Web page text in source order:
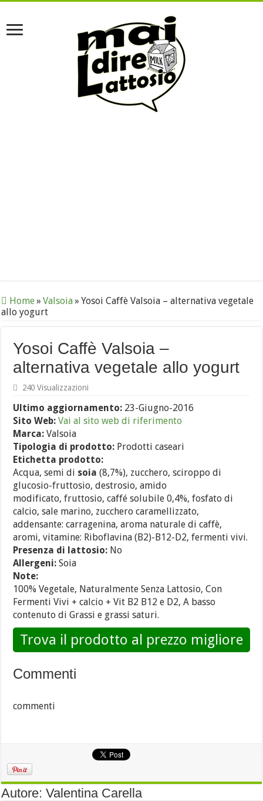
Home» Valsoia» Yosoi Caffè Valsoia – alternativa vegetale
allo yogurt
Yosoi Caffè Valsoia –
alternativa vegetale allo yogurt
240 Visualizzazioni
Ultimo aggiornamento: 23-Giugno-2016
Sito Web: Vai al sito web di riferimento
Marca: Valsoia
Tipologia di prodotto: Prodotti caseari
Etichetta prodotto:
Acqua, semi di soia (8,7%), zucchero, sciroppo di
glucosio-fruttosio, destrosio, amido
modificato, fruttosio, caffé solubile 0,4%, fosfato di
calcio, sale marino, zucchero caramellizzato,
addensante: carragenina, aroma naturale di caffè,
aromi, vitamine: Riboflavina (B2)-B12-D2, fermenti vivi.
Presenza di lattosio: No
Allergeni: Soia
Note:
100% Vegetale, Naturalmente Senza Lattosio, Con
Fermenti Vivi + calcio + Vit B2 B12 e D2, A basso
contenuto di Grassi e grassi saturi.
Trova il prodotto al prezzo migliore
Commenti
commenti
Autore: Valentina Carella